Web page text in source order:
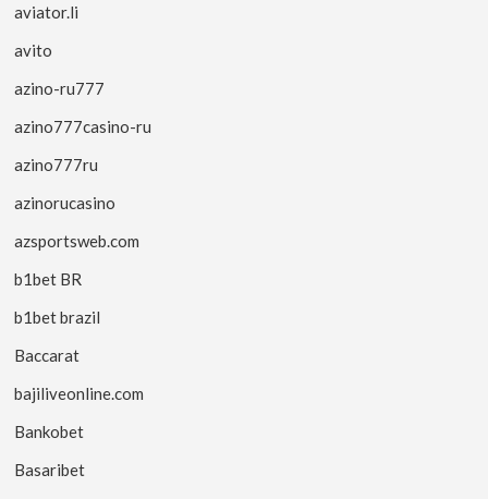
aviator.li
avito
azino-ru777
azino777casino-ru
azino777ru
azinorucasino
azsportsweb.com
b1bet BR
b1bet brazil
Baccarat
bajiliveonline.com
Bankobet
Basaribet